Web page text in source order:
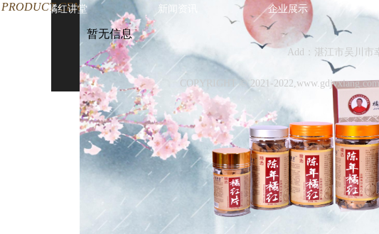
PRODUCT CENTER
暂无信息
Add：湛江市吴川
COPYRIGHT © 2021-
橘红讲堂 新闻资讯 企业展示